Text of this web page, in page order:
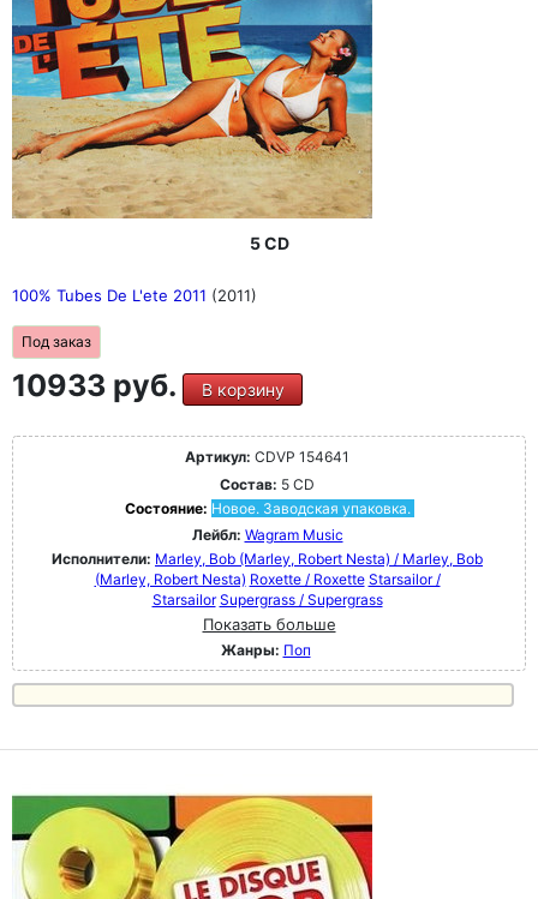
5 CD
100% Tubes De L'ete 2011 (2011)
Под заказ
10933 руб. В корзину
Артикул: CDVP 154641
Состав: 5 CD
Состояние: Новое. Заводская упаковка.
Лейбл: Wagram Music
Исполнители: Marley, Bob (Marley, Robert Nesta) / Marley, Bob
(Marley, Robert Nesta) Roxette / Roxette Starsailor /
Starsailor Supergrass / Supergrass
Показать больше
Жанры: Поп